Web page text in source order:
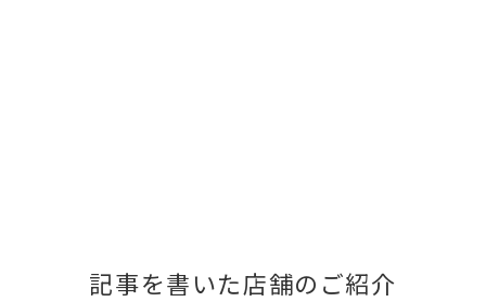
記事を書いた店舗のご紹介